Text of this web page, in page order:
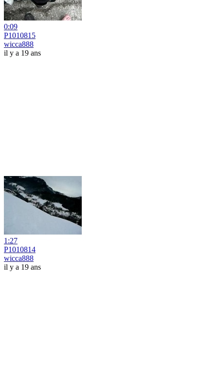
0:09
P1010815
wicca888
il y a 19 ans
1:27
P1010814
wicca888
il y a 19 ans